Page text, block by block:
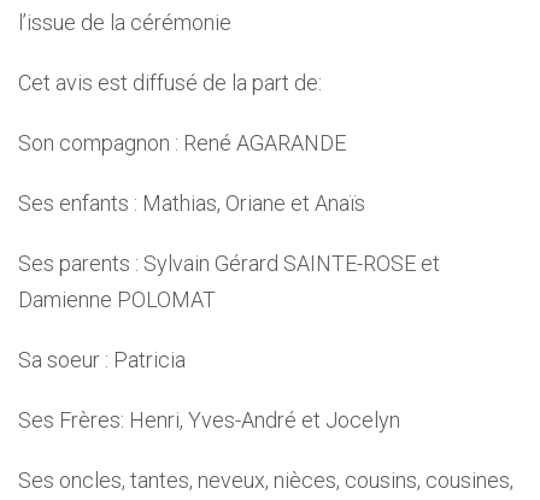
l’issue de la cérémonie
Cet avis est diffusé de la part de:
Son compagnon : René AGARANDE
Ses enfants : Mathias, Oriane et Anaïs
Ses parents : Sylvain Gérard SAINTE-ROSE et
Damienne POLOMAT
Sa soeur : Patricia
Ses Frères: Henri, Yves-André et Jocelyn
Ses oncles, tantes, neveux, nièces, cousins, cousines,